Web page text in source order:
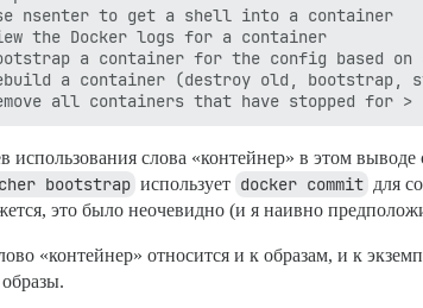
nsenter to get a shell into a container
the Docker logs for a container
a container for the config based on
a container (destroy old, bootstrap,
использования слова «контейнер» в этом
bootstrap использует docker commit для
это было неочевидно (и я наивно
«контейнер» относится и к образам, и к